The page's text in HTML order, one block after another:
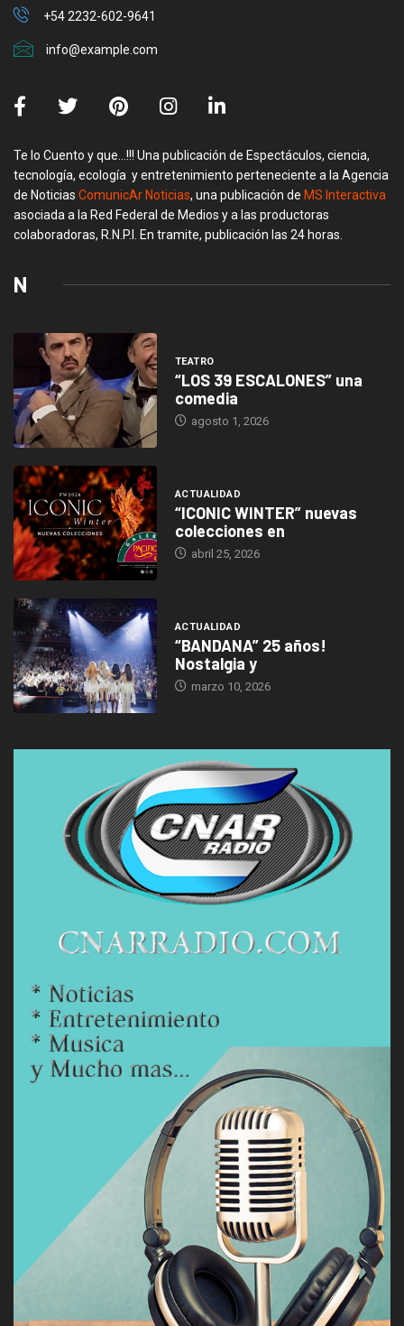
+54 2232-602-9641
info@example.com
Te lo Cuento y que…!!! Una publicación de Espectáculos, ciencia,
tecnología, ecología y entretenimiento perteneciente a la Agencia
de Noticias ComunicAr Noticias, una publicación de MS Interactiva
asociada a la Red Federal de Medios y a las productoras
colaboradoras, R.N.P.I. En tramite, publicación las 24 horas.
N
TEATRO
“LOS 39 ESCALONES” una
comedia
agosto 1, 2026
ACTUALIDAD
“ICONIC WINTER” nuevas
colecciones en
abril 25, 2026
ACTUALIDAD
“BANDANA” 25 años!
Nostalgia y
marzo 10, 2026